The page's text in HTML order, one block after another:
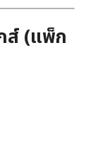
ส์ (แพ็ก